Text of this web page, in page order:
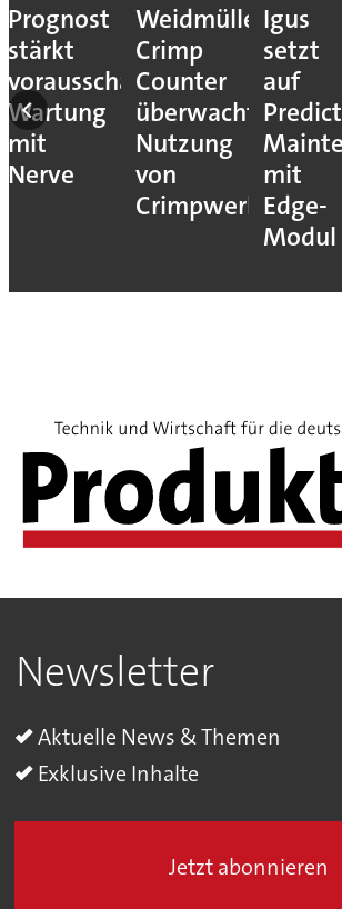
Prognost
stärkt
vorausschauende
Wartung
mit
Nerve
Weidmüller:
Crimp
Counter
überwacht
Nutzung
von
Crimpwerkzeugen
Igus
setzt
auf
mit
Edge-
Modul
Newsletter
Aktuelle News & Themen
Exklusive Inhalte
Jetzt abonnieren